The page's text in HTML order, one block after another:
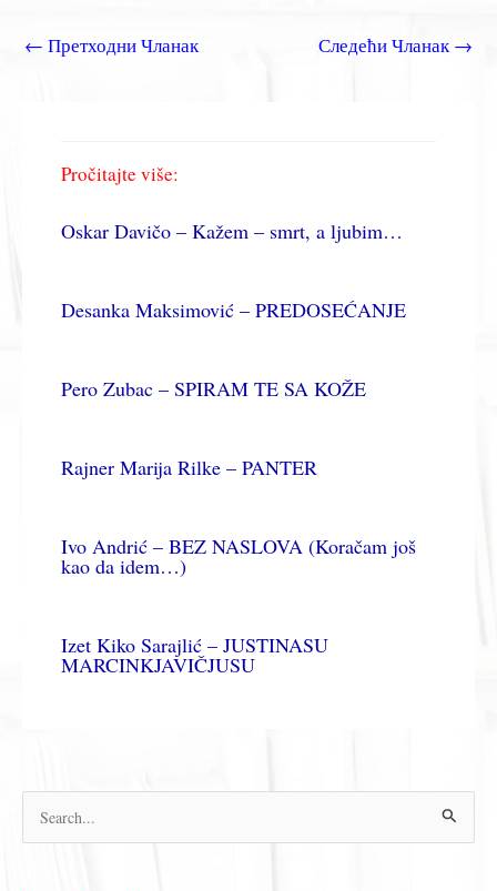
← Претходни Чланак Следећи Чланак→
Pročitajte više:
Oskar Davičo – Kažem – smrt, a ljubim…
Desanka Maksimović – PREDOSEĆANJE
Pero Zubac – SPIRAM TE SA KOŽE
Rajner Marija Rilke – PANTER
Ivo Andrić – BEZ NASLOVA (Koračam još
kao da idem…)
Izet Kiko Sarajlić – JUSTINASU
MARCINKJAVIČJUSU
р